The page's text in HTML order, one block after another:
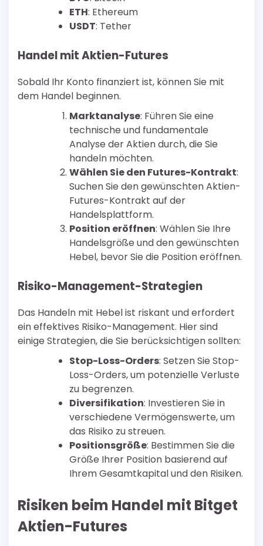
ETH: Ethereum
USDT: Tether
Handel mit Aktien-Futures
Sobald Ihr Konto finanziert ist, können Sie mit
dem Handel beginnen.
Marktanalyse: Führen Sie eine
technische und fundamentale
Analyse der Aktien durch, die Sie
handeln möchten.
Wählen Sie den Futures-Kontrakt:
Suchen Sie den gewünschten Aktien-
Futures-Kontrakt auf der
Handelsplattform.
Position eröffnen: Wählen Sie Ihre
Handelsgröße und den gewünschten
Hebel, bevor Sie die Position eröffnen.
Risiko-Management-Strategien
Das Handeln mit Hebel ist riskant und erfordert
ein effektives Risiko-Management. Hier sind
einige Strategien, die Sie berücksichtigen sollten:
Stop-Loss-Orders: Setzen Sie Stop-
Loss-Orders, um potenzielle Verluste
zu begrenzen.
Diversifikation: Investieren Sie in
verschiedene Vermögenswerte, um
das Risiko zu streuen.
Positionsgröße: Bestimmen Sie die
Größe Ihrer Position basierend auf
Ihrem Gesamtkapital und den Risiken.
Risiken beim Handel mit Bitget
Aktien-Futures